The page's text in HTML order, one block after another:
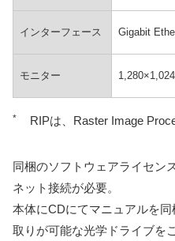
インターフェース Gigabit
モニター
* RIPは、Raster Image
同梱のソフトウェアライセン
ネット接続が必要。
本体にCDにてマニュアルを
取りが可能な光学ドライブを